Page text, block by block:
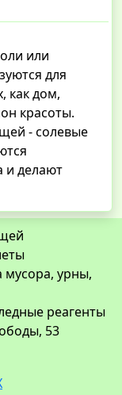
или
для
как дом,
красоты.
- солевые
и делают
мусора, урны,
реагенты
53